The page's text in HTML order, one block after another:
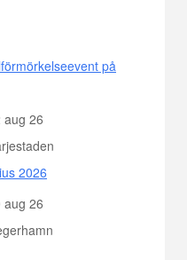
på
aug 26
2026
aug 26